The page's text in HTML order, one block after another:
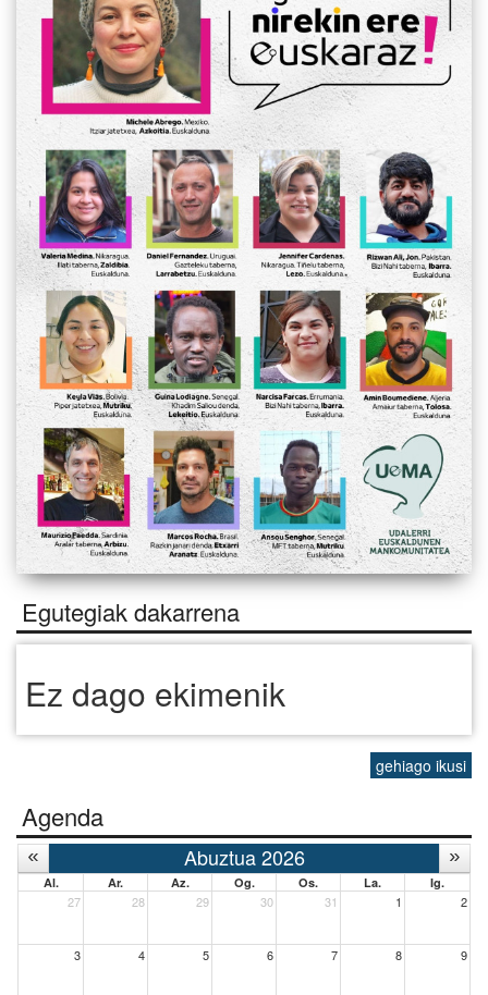
Egutegiak dakarrena
Ez dago ekimenik
gehiago ikusi
Agenda
Abuztua 2026
Al. Ar. Az. Og. Os. La. Ig.
27 28 29 30 31 1 2
3 4 5 6 7 8 9